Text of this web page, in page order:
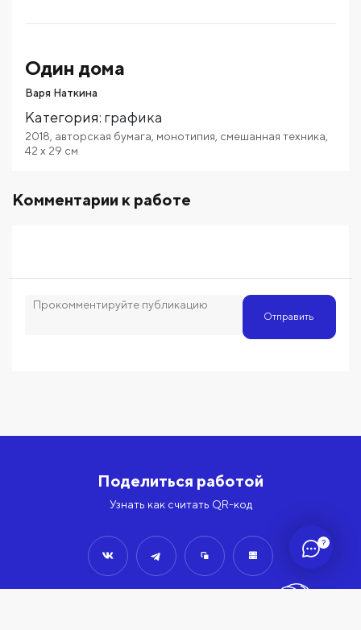
?
Один дома
Варя Наткина
Категория: графика
2018 авторская бумага монотипия смешанная техника
42 x 29 см
Комментарии к работе
Отправить
Поделиться работой
Узнать как считать QR-код